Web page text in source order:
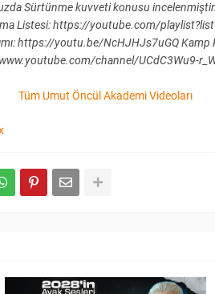
Sürtünme kuvveti konusu
Listesi: https://youtube.com/
https://youtu.be/NcHJHJs7uGQ
channel/UCdC3Wu9-
Tüm Umut Öncül Akademi Videoları